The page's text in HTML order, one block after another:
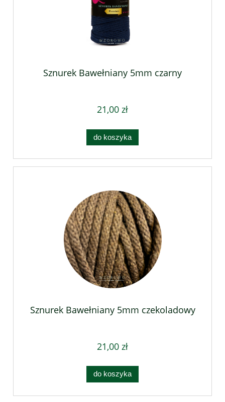
Sznurek Bawełniany 5mm czarny
21,00 zł
do koszyka
Sznurek Bawełniany 5mm czekoladowy
21,00 zł
do koszyka